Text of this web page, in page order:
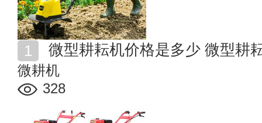
微型耕耘机价格是多少 微型耕
微耕机
328